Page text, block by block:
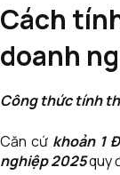
Cách
doanh
Công thức tính
Căn cứ khoản 1
nghiệp 2025quy